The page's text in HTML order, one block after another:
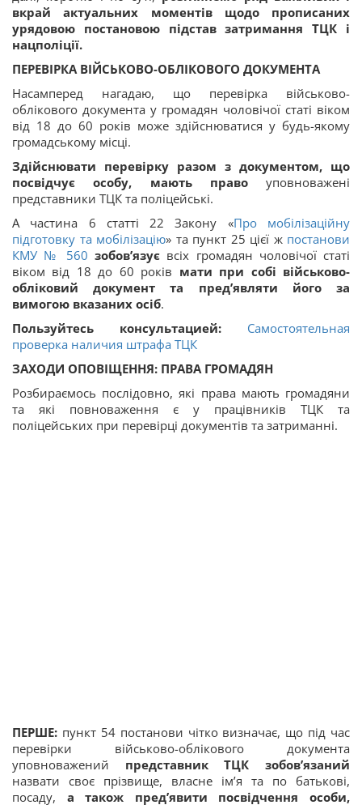
вкрай актуальних моментів щодо прописаних
урядовою постановою підстав затримання ТЦК і
нацполіції.
ПЕРЕВІРКА ВІЙСЬКОВО-ОБЛІКОВОГО ДОКУМЕНТА
Насамперед нагадаю, що перевірка військово-
облікового документа у громадян чоловічої статі віком
від 18 до 60 років може здійснюватися у будь-якому
громадському місці.
Здійснювати перевірку разом з документом, що
посвідчує особу, мають правоуповноважені
представники ТЦК та поліцейські.
А частина 6 статті 22 Закону «Про мобілізаційну
підготовку та мобілізацію» та пункт 25 цієї ж постанови
КМУ № 560 зобов’язує всіх громадян чоловічої статі
віком від 18 до 60 років мати при собі військово-
обліковий документ та пред’являти його за
вимогою вказаних осіб.
Пользуйтесь консультацией:
Самостоятельная
проверка наличия штрафа ТЦК
ЗАХОДИ ОПОВІЩЕННЯ: ПРАВА ГРОМАДЯН
Розбираємось послідовно, які права мають громадяни
та які повноваження є у працівників ТЦК та
поліцейських при перевірці документів та затриманні.
ПЕРШЕ: пункт 54 постанови чітко визначає, що під час
перевірки військово-облікового документа
уповноважений представник ТЦК зобов’язаний
назвати своє прізвище, власне ім’я та по батькові,
посаду, а також пред’явити посвідчення особи,